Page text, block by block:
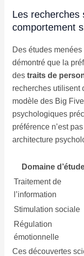
Les recherches
comportement
Des études
démontré que la
des traits de
recherches utilisent
modèle des Big
psychologiques
préférence n’est
architecture
Domaine
Traitement de
l’information
Stimulation sociale
Régulation
émotionnelle
Ces découvertes